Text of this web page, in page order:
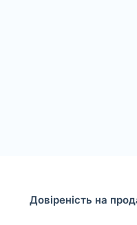
Довіреність на